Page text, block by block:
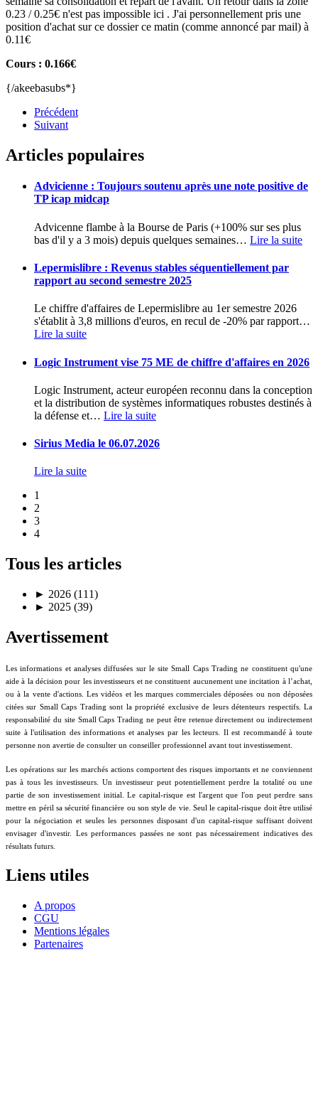
0.23 / 0.25€ n'est pas impossible ici . J'ai personnellement pris une
position d'achat sur ce dossier ce matin (comme annoncé par mail) à
0.11€
Cours : 0.166€
{/akeebasubs*}
Précédent
Suivant
Articles populaires
Advicienne : Toujours soutenu après une note positive de
TP icap midcap
Advicenne flambe à la Bourse de Paris (+100% sur ses plus
bas d'il y a 3 mois) depuis quelques semaines… Lire la suite
Lepermislibre : Revenus stables séquentiellement par
rapport au second semestre 2025
Le chiffre d'affaires de Lepermislibre au 1er semestre 2026
s'établit à 3,8 millions d'euros, en recul de -20% par rapport…
Lire la suite
Logic Instrument vise 75 ME de chiffre d'affaires en 2026
Logic Instrument, acteur européen reconnu dans la conception
et la distribution de systèmes informatiques robustes destinés à
la défense et… Lire la suite
Sirius Media le 06.07.2026
Lire la suite
1
2
3
4
Tous les articles
► 2026 (111)
► 2025 (39)
Avertissement
Les informations et analyses diffusées sur le site Small Caps Trading ne constituent qu'une
aide à la décision pour les investisseurs et ne constituent aucunement une incitation à l’achat,
ou à la vente d'actions. Les vidéos et les marques commerciales déposées ou non déposées
citées sur Small Caps Trading sont la propriété exclusive de leurs détenteurs respectifs. La
responsabilité du site Small Caps Trading ne peut être retenue directement ou indirectement
suite à l'utilisation des informations et analyses par les lecteurs. Il est recommandé à toute
personne non avertie de consulter un conseiller professionnel avant tout investissement.
Les opérations sur les marchés actions comportent des risques importants et ne conviennent
pas à tous les investisseurs. Un investisseur peut potentiellement perdre la totalité ou une
partie de son investissement initial. Le capital-risque est l'argent que l'on peut perdre sans
mettre en péril sa sécurité financière ou son style de vie. Seul le capital-risque doit être utilisé
pour la négociation et seules les personnes disposant d'un capital-risque suffisant doivent
envisager d'investir. Les performances passées ne sont pas nécessairement indicatives des
résultats futurs.
Liens utiles
A propos
CGU
Mentions légales
Partenaires